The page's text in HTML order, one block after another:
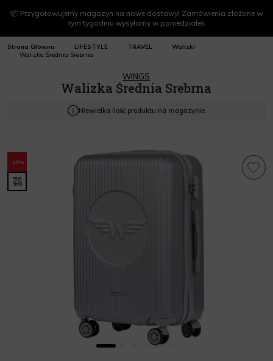
📦 Przygotowujemy magazyn na nowe dostawy! Zamówienia złożone w
tym tygodniu wysyłamy w poniedziałek
Strona Główna LIFESTYLE TRAVEL
Walizki
Walizka Średnia Srebrna
WINGS
Walizka Średnia Srebrna
Niewielka ilość produktu na magazynie
-25%